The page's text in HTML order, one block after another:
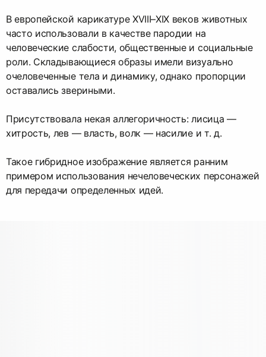
В европейской карикатуре XVIII–XIX веков животных
часто использовали в качестве пародии на
человеческие слабости, общественные и социальные
роли. Складывающиеся образы имели визуально
очеловеченные тела и динамику, однако пропорции
оставались звериными.
Присутствовала некая аллегоричность: лисица —
хитрость, лев — власть, волк — насилие и т. д.
Такое гибридное изображение является ранним
примером использования нечеловеческих персонажей
для передачи определенных идей.